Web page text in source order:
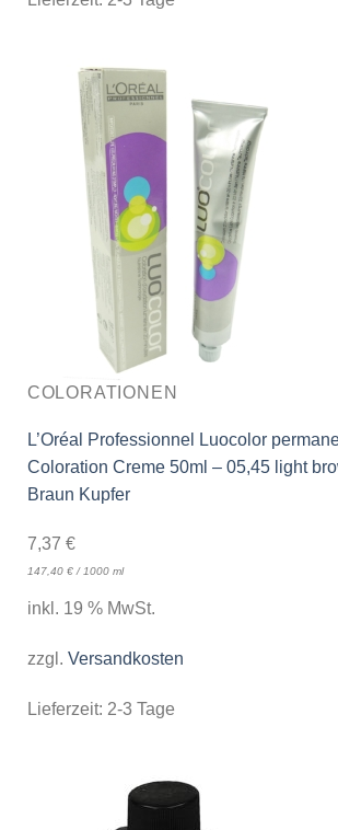
COLORATIONEN
L’Oréal Professionnel Luocolor
Coloration Creme 50ml – 05,45 light
Braun Kupfer
7,37 €
147,40 €/1000 ml
inkl. 19 % MwSt.
zzgl. Versandkosten
Lieferzeit: 2-3 Tage